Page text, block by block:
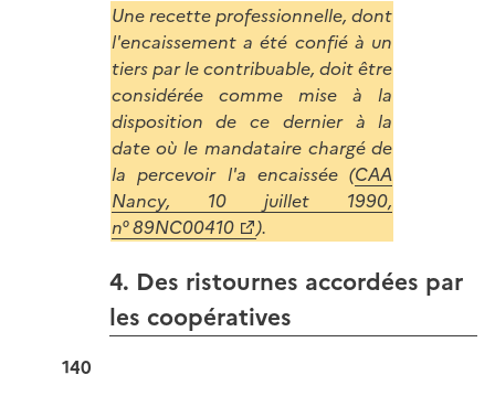
Une recette professionnelle, dont
l'encaissement a été confié à un
tiers par le contribuable, doit être
considérée comme mise à la
disposition de ce dernier à la
date où le mandataire chargé de
la percevoir l'a encaissée (CAA
Nancy, 10 juillet 1990,
n° 89NC00410
).
4. Des ristournes accordées par
les coopératives
140